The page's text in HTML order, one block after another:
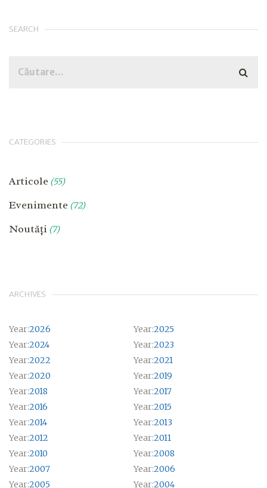
SEARCH
CATEGORIES
Articole (55)
Evenimente (72)
Noutăți (7)
ARCHIVES
Year:2026 Year:2025
Year:2024 Year:2023
Year:2022 Year:2021
Year:2020 Year:2019
Year:2018 Year:2017
Year:2016 Year:2015
Year:2014 Year:2013
Year:2012 Year:2011
Year:2010 Year:2008
Year:2007 Year:2006
Year:2005 Year:2004